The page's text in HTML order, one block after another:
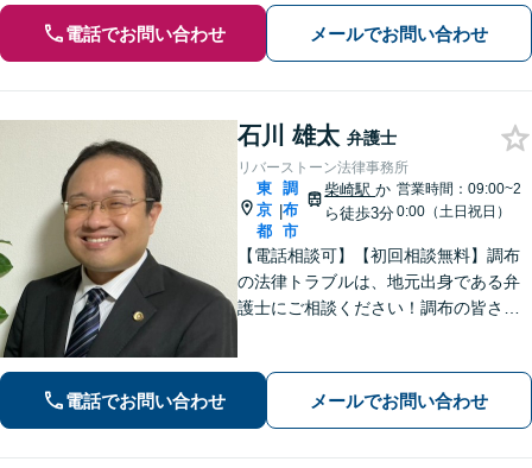
電話でお問い合わせ メールでお問い合わせ
石川 雄太 弁護士
リバーストーン法律事務所
東
京
都
|
調
布
市
柴崎駅か
ら徒歩3分
営業時間：09:00~2
0:00（土日祝日）
【電話相談可】【初回相談無料】調布
の法律トラブルは、地元出身である弁
護士にご相談ください！調布の皆さま
とでも大丈夫ですので、まずはご相談
ください【柴崎駅3分】【出張相談も
電話でお問い合わせ メールでお問い合わせ